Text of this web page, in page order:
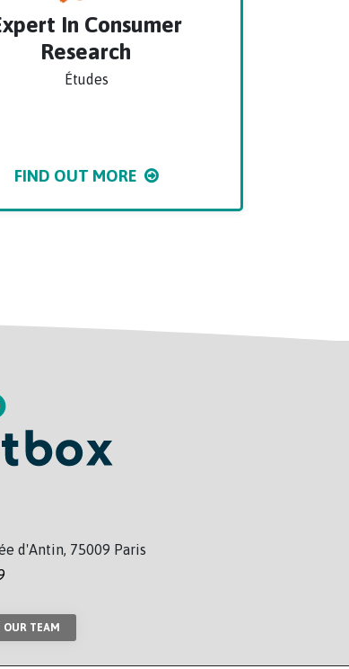
In Consumer
Research
Études
FIND OUT MORE
d'Antin, 75009 Paris
OUR TEAM